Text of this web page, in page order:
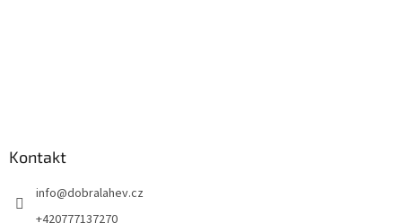
Kontakt
info@dobralahev.cz